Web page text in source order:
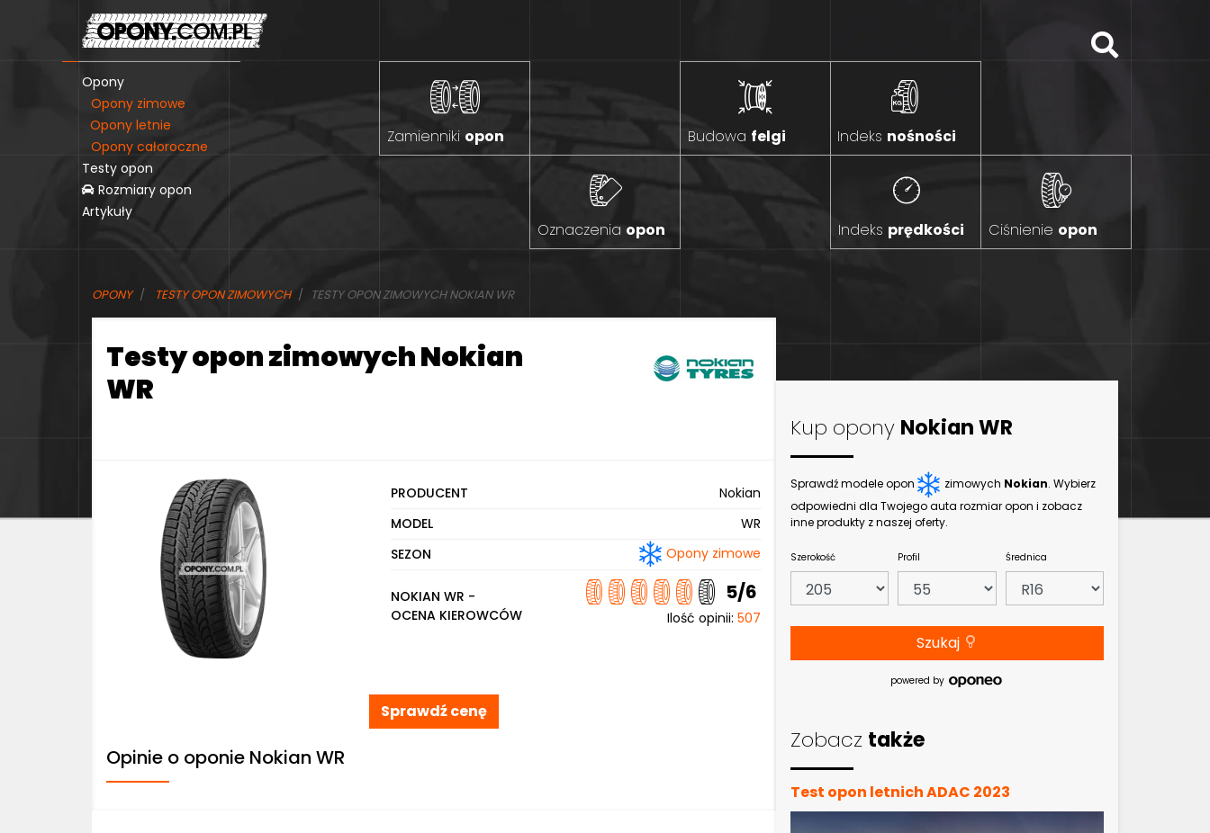
Opony
Opony zimowe
Opony letnie
Opony całoroczne
Testy opon
Rozmiary opon
Artykuły
Zamienniki opon Budowa felgi Indeks nośności
Indeks prędkości Ciśnienie opon
Oznaczenia opon
OPONY TESTY OPON ZIMOWYCH TESTY OPON ZIMOWYCH NOKIAN WR
Testy opon zimowych Nokian
WR
PRODUCENT
Nokian
MODEL
WR
SEZON
Opony zimowe
NOKIAN WR -
OCENA KIEROWCÓW
5/6
Ilość opinii: 507
Sprawdź cenę
Opinie o oponie Nokian WR
Kup opony Nokian WR
Sprawdź modele opon zimowych Nokian. Wybierz
odpowiedni dla Twojego auta rozmiar opon i zobacz
inne produkty z naszej oferty.
Szerokość Profil Średnica
Szukaj
powered by
Zobacz także
Test opon letnich ADAC 2023